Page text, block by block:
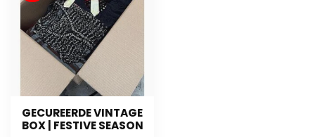
GECUREERDE VINTAGE
BOX | FESTIVE SEASON